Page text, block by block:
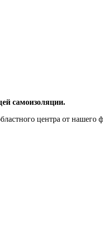
самоизоляции.
центра от нашего